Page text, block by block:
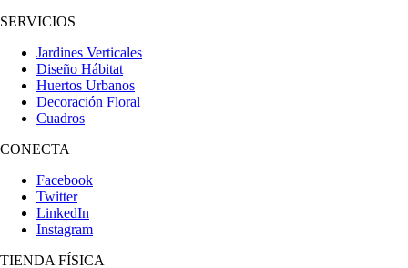
SERVICIOS
Jardines Verticales
Diseño Hábitat
Huertos Urbanos
Decoración Floral
Cuadros
CONECTA
Facebook
Twitter
LinkedIn
Instagram
TIENDA FÍSICA